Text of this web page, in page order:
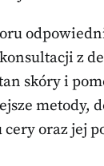
z
skóry i
metody,
cery oraz jej